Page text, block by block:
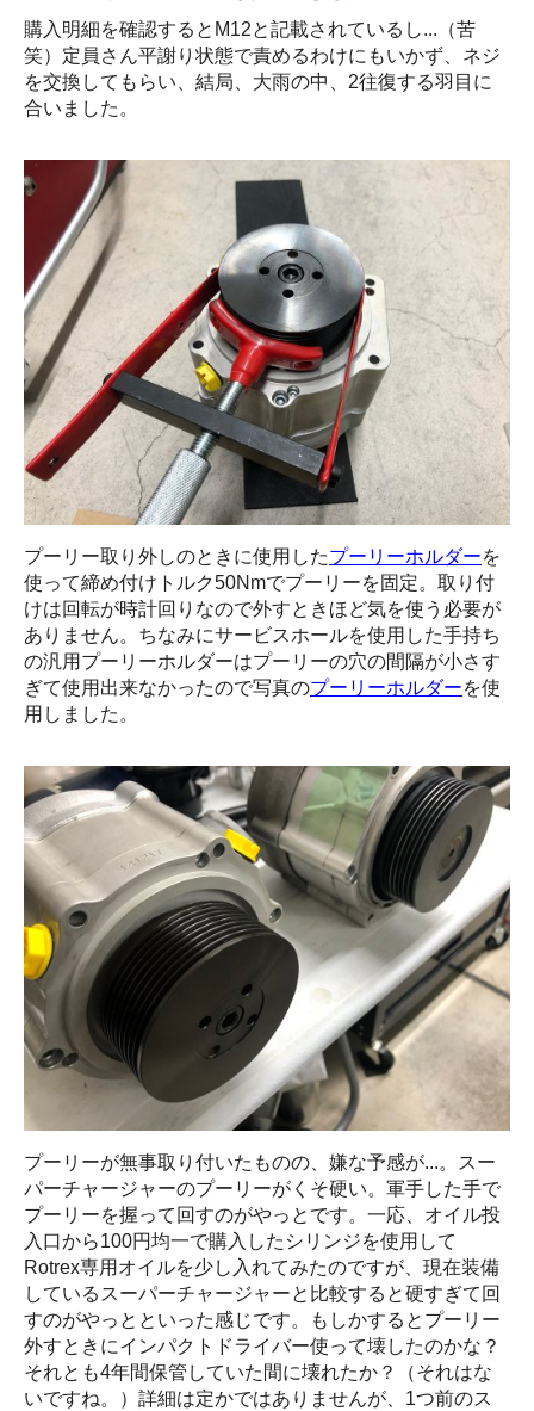
購入明細を確認するとM12と記載されているし...（苦
笑）定員さん平謝り状態で責めるわけにもいかず、ネジ
を交換してもらい、結局、大雨の中、2往復する羽目に
合いました。
プーリー取り外しのときに使用したプーリーホルダーを
使って締め付けトルク50Nmでプーリーを固定。取り付
けは回転が時計回りなので外すときほど気を使う必要が
ありません。ちなみにサービスホールを使用した手持ち
の汎用プーリーホルダーはプーリーの穴の間隔が小さす
ぎて使用出来なかったので写真のプーリーホルダーを使
用しました。
プーリーが無事取り付いたものの、嫌な予感が...。スー
パーチャージャーのプーリーがくそ硬い。軍手した手で
プーリーを握って回すのがやっとです。一応、オイル投
入口から100円均一で購入したシリンジを使用して
Rotrex専用オイルを少し入れてみたのですが、現在装備
しているスーパーチャージャーと比較すると硬すぎて回
すのがやっとといった感じです。もしかするとプーリー
外すときにインパクトドライバー使って壊したのかな？
それとも4年間保管していた間に壊れたか？（それはな
いですね。）詳細は定かではありませんが、1つ前のス